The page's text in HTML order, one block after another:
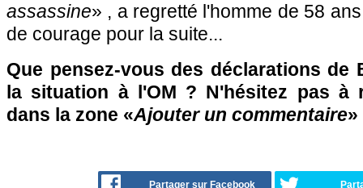
assassine» , a regretté l'homme de 58
de courage pour la suite...
Que pensez-vous des déclarations de
la situation à l'OM ? N'hésitez pas à
dans la zone «Ajouter un commentaire»
Partager sur Facebook